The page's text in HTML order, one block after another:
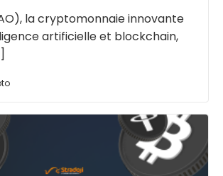
la cryptomonnaie innovante
artificielle et blockchain,